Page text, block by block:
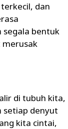
dan
segala bentuk
merusak
di tubuh kita,
setiap denyut
kita cintai,